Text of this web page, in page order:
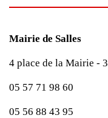
Mairie de Salles
4 place de la Mairie -
05 57 71 98 60
05 56 88 43 95